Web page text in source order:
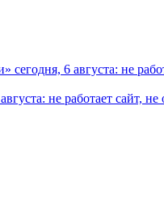
сегодня, 6 августа: не
не работает сайт,